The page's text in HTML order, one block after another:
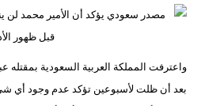
واعترفت المملكة العربية السعودية
بعد أن ظلت لأسبوعين تؤكد عدم وجود أي